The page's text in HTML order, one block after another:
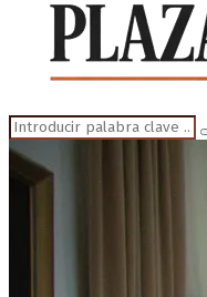
Search
for: